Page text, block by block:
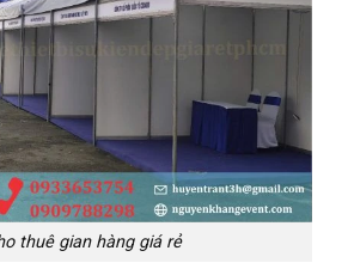
thuê gian hàng giá rẻ